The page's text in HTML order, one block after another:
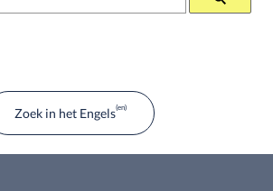
Zoek in het Engels